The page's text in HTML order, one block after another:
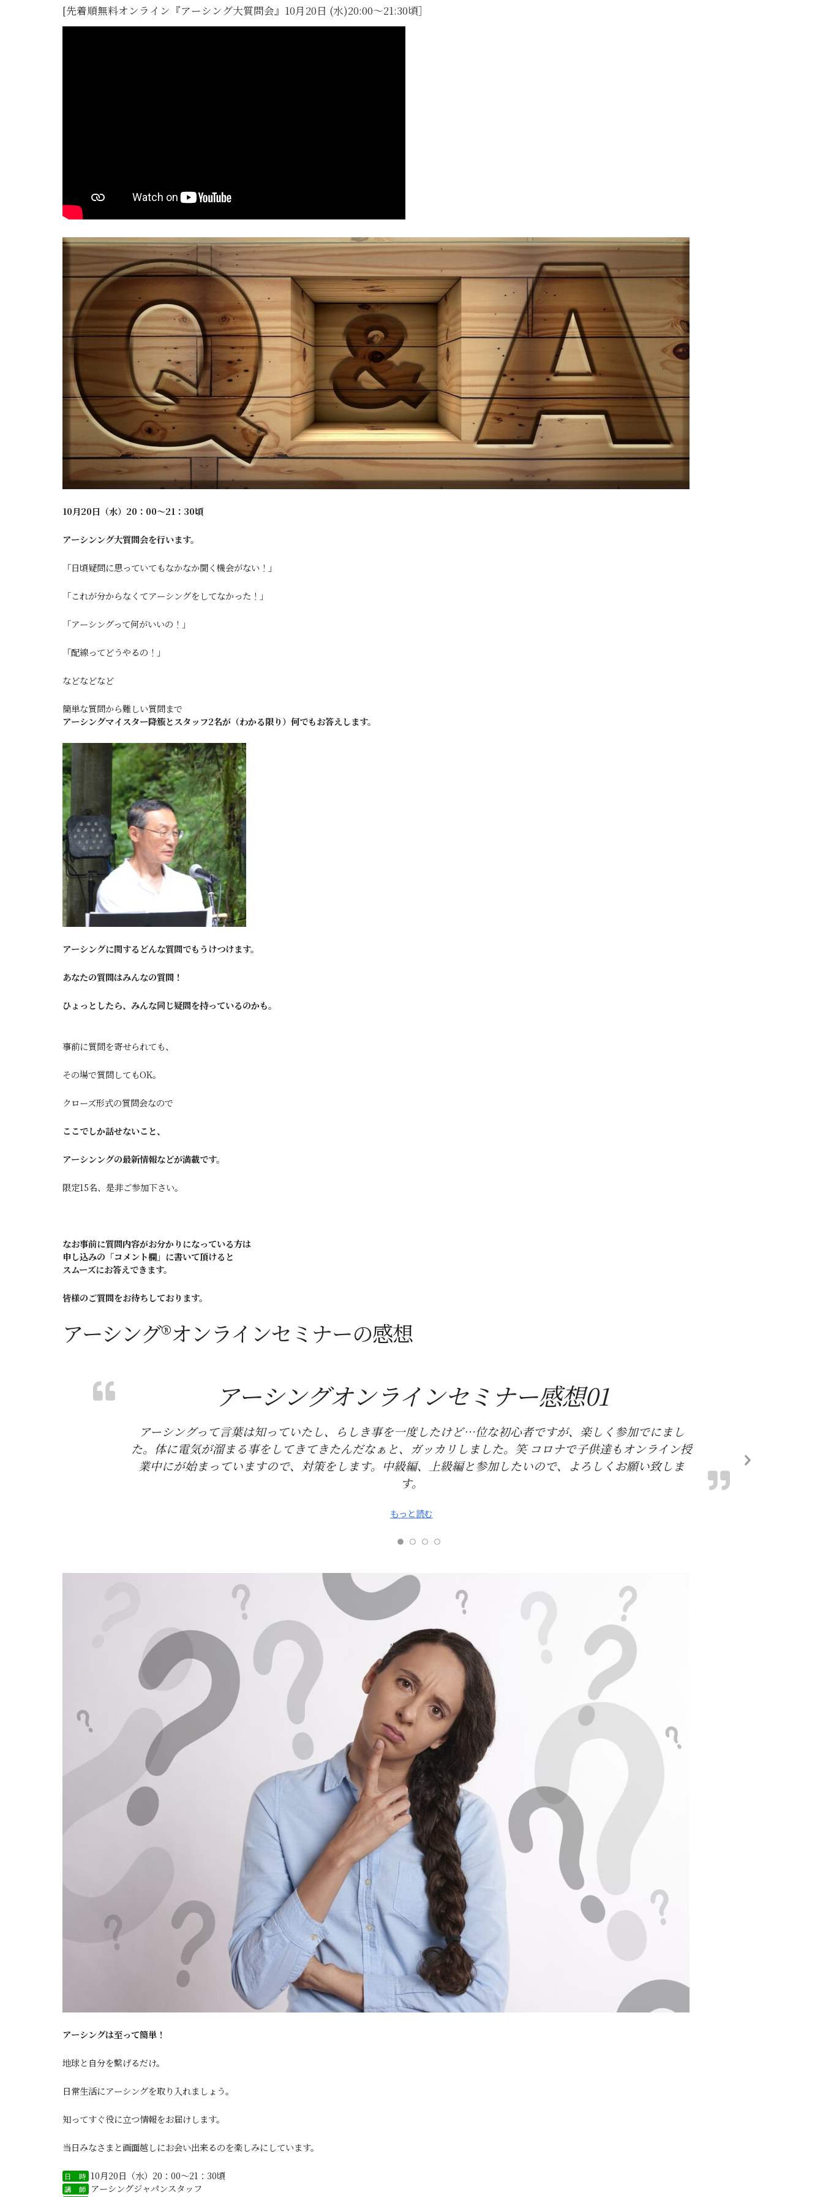
[先着順無料オンライン『アーシング大質問会』10月20日 (水)20:00～21:30頃］
10月20日（水）20：00～21：30頃
アーシンング大質問会を行います。
「日頃疑問に思っていてもなかなか聞く機会がない！」
「これが分からなくてアーシングをしてなかった！」
「アーシングって何がいいの！」
「配線ってどうやるの！」
などなどなど
簡単な質問から難しい質問まで
アーシングマイスター降籏とスタッフ2名が（わかる限り）何でもお答えします。
アーシングに関するどんな質問でもうけつけます。
あなたの質問はみんなの質問！
ひょっとしたら、みんな同じ疑問を持っているのかも。
事前に質問を寄せられても、
その場で質問してもOK。
クローズ形式の質問会なので
ここでしか話せないこと、
アーシンングの最新情報などが満載です。
限定15名、是非ご参加下さい。
なお事前に質問内容がお分かりになっている方は
申し込みの「コメント欄」に書いて頂けると
スムーズにお答えできます。
皆様のご質問をお待ちしております。
アーシング®オンラインセミナーの感想
アーシングオンラインセミナー感想01
アーシングって言葉は知っていたし、らしき事を一度したけど…位な初心者ですが、楽しく参加でにまし
た。体に電気が溜まる事をしてきてきたんだなぁと、ガッカリしました。笑 コロナで子供達もオンライン授
業中にが始まっていますので、対策をします。中級編、上級編と参加したいので、よろしくお願い致しま
す。
もっと読む
アーシングは至って簡単！
地球と自分を繋げるだけ。
日常生活にアーシングを取り入れましょう。
知ってすぐ役に立つ情報をお届けします。
当日みなさまと画面越しにお会い出来るのを楽しみにしています。
日 時 10月20日（水）20：00～21：30頃
講 師
アーシングジャパンスタッフ